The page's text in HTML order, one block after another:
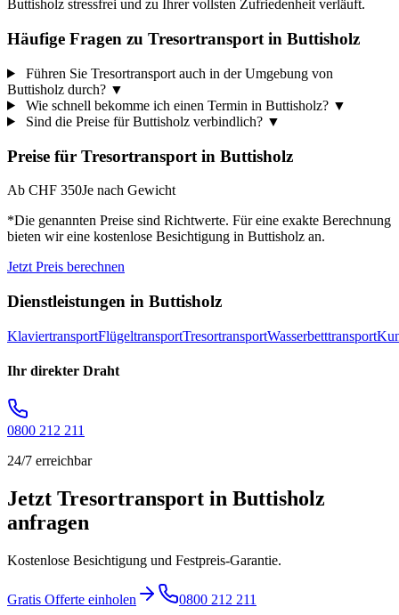
Buttisholz stressfrei und zu Ihrer vollsten Zufriedenheit verläuft.
Häufige Fragen zu Tresortransport in Buttisholz
Führen Sie Tresortransport auch in der Umgebung von
Buttisholz durch? ▼
Wie schnell bekomme ich einen Termin in Buttisholz? ▼
Sind die Preise für Buttisholz verbindlich? ▼
Preise für Tresortransport in Buttisholz
Ab CHF 350Je nach Gewicht
*Die genannten Preise sind Richtwerte. Für eine exakte Berechnung
bieten wir eine kostenlose Besichtigung in Buttisholz an.
Jetzt Preis berechnen
Dienstleistungen in Buttisholz
KlaviertransportFlügeltransportTresortransportWasserbetttransport
Ihr direkter Draht
0800 212 211
24/7 erreichbar
Jetzt Tresortransport in Buttisholz
anfragen
Kostenlose Besichtigung und Festpreis-Garantie.
Gratis Offerte einholen 0800 212 211